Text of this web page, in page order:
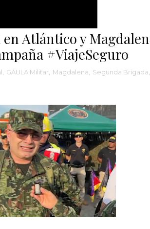
Atlántico y
#ViajeSeguro
GAULA Militar Magdalena Segunda Brigada